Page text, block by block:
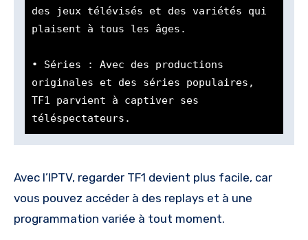
des jeux télévisés et des variétés qui
plaisent à tous les âges.
• Séries : Avec des productions
originales et des séries populaires,
TF1 parvient à captiver ses
téléspectateurs.
Avec l’IPTV, regarder TF1 devient plus facile, car
vous pouvez accéder à des replays et à une
programmation variée à tout moment.